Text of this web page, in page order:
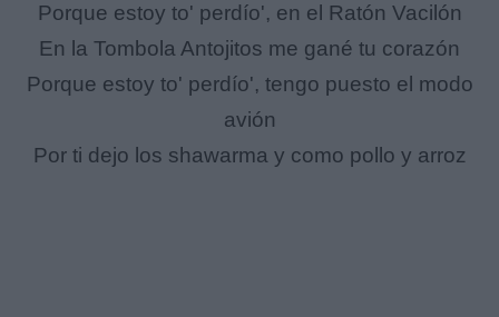
Porque estoy to' perdío', en el Ratón Vacilón
En la Tombola Antojitos me gané tu corazón
Porque estoy to' perdío', tengo puesto el modo
avión
Por ti dejo los shawarma y como pollo y arroz